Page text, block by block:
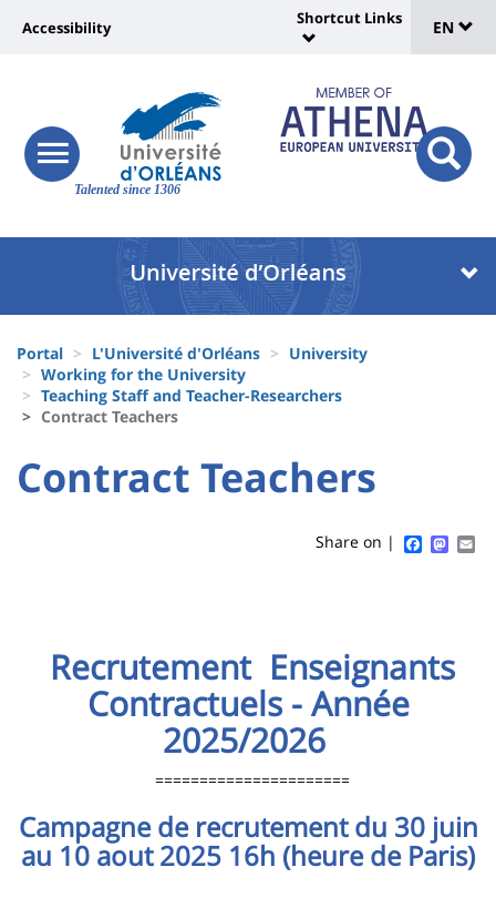
Site
Talented since 1306
Université
Recherche
responsive
menu
Université
vers
page
Accessibility
:
Shortcut
Links
Shortcut Links
de
EN
Université
Block
liste
des
composantes
d'Ariane
Portal L'Université d'Orléans
University
Working for the University
Teaching Staff and Teacher-Researchers
Contract Teachers
University
University
Titre
Contract Teachers
Share on |
page
principale
Recrutement Enseignants
Contractuels - Année
2025/2026
======================
Campagne de recrutement du 30 juin
au 10 aout 2025 16h (heure de Paris)